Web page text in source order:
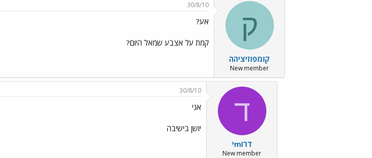
ק
קומפוזיציהה
New member
30/8/10
אע?
קמת על אצבע שמאל היום?
ד
דרוmי
New member
30/8/10
אני
יושן בישיבה